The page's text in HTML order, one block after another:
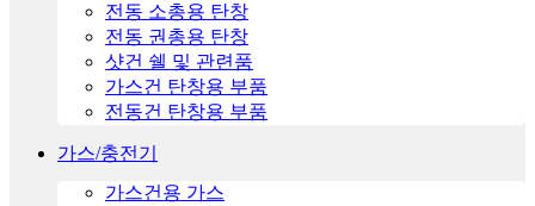
전동 소총용 탄창
전동 권총용 탄창
샷건 쉘 및 관련품
가스건 탄창용 부품
전동건 탄창용 부품
가스/충전기
가스건용 가스